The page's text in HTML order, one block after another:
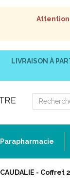
Attention
LIVRAISON À
Parapharmacie
CAUDALIE - Coffret